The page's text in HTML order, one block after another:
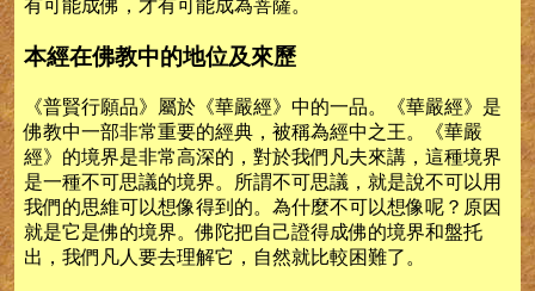
有可能成佛，才有可能成為菩薩。
本經在佛教中的地位及來歷
《普賢行願品》屬於《華嚴經》中的一品。《華嚴經》是
佛教中一部非常重要的經典，被稱為經中之王。《華嚴
經》的境界是非常高深的，對於我們凡夫來講，這種境界
是一種不可思議的境界。所謂不可思議，就是說不可以用
我們的思維可以想像得到的。為什麼不可以想像呢？原因
就是它是佛的境界。佛陀把自己證得成佛的境界和盤托
出，我們凡人要去理解它，自然就比較困難了。